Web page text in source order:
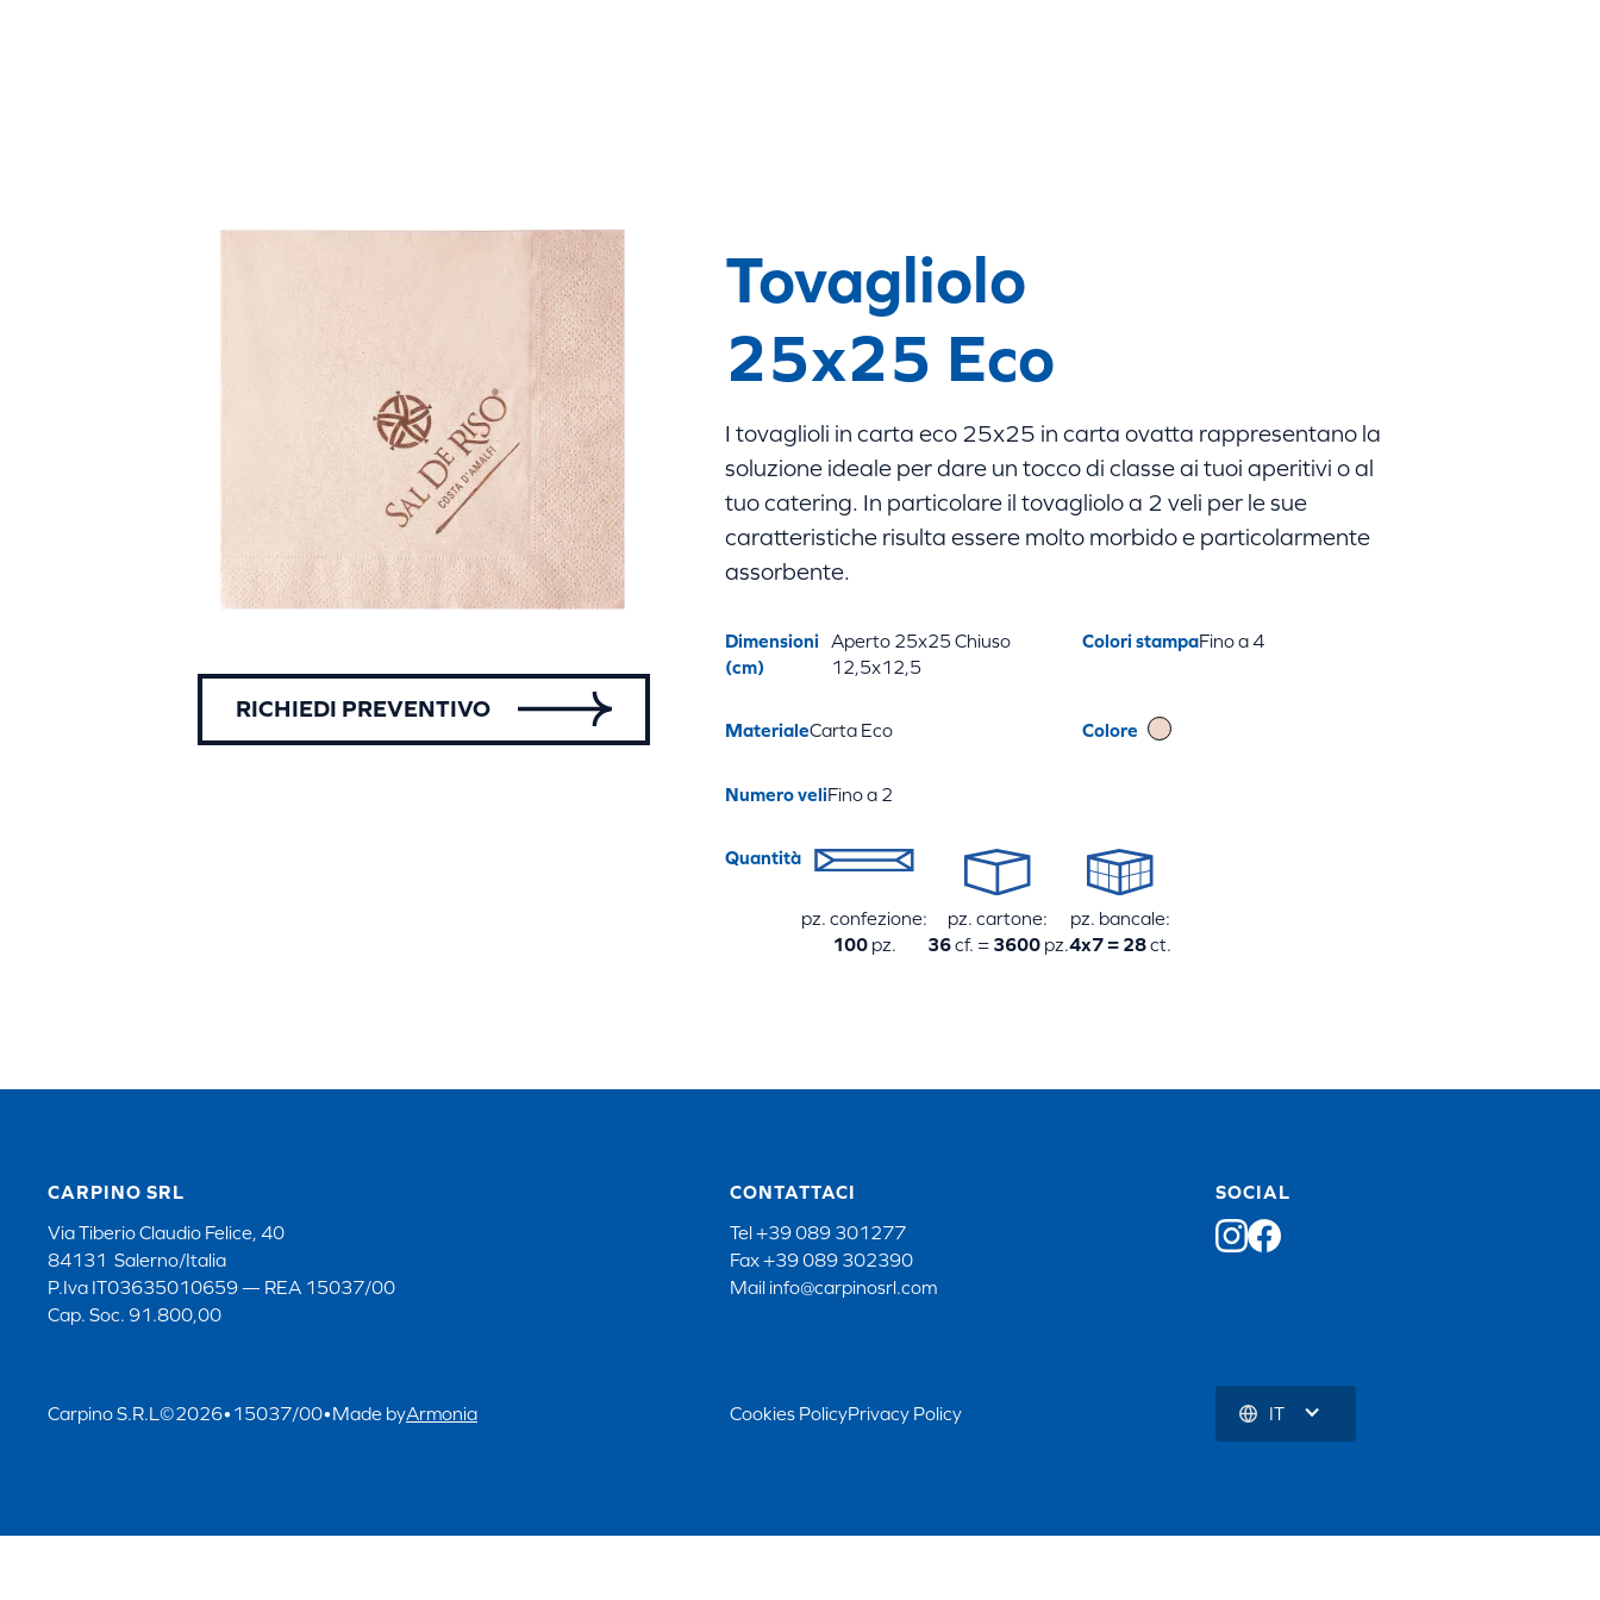
RICHIEDI PREVENTIVO
Tovagliolo
25x25 Eco
I tovaglioli in carta eco 25x25 in carta ovatta rappresentano la
soluzione ideale per dare un tocco di classe ai tuoi aperitivi o al
tuo catering. In particolare il tovagliolo a 2 veli per le sue
caratteristiche risulta essere molto morbido e particolarmente
assorbente.
Dimensioni
(cm)
Aperto 25x25 Chiuso
12,5x12,5
Colori stampaFino a 4
MaterialeCarta Eco Colore
Numero veliFino a 2
Quantità
pz. confezione:
100pz.
pz. cartone:
36cf. = 3600pz.
pz. bancale:
4x7 = 28ct.
CARPINO SRL
Via Tiberio Claudio Felice, 40
84131 Salerno/Italia
P.Iva IT03635010659 — REA 15037/00
Cap. Soc. 91.800,00
CONTATTACI
Tel+39 089 301277
Fax+39 089 302390
Mail info@carpinosrl.com
SOCIAL
Carpino S.R.L ©2026• 15037/00•Made byArmonia Cookies PolicyPrivacy Policy IT